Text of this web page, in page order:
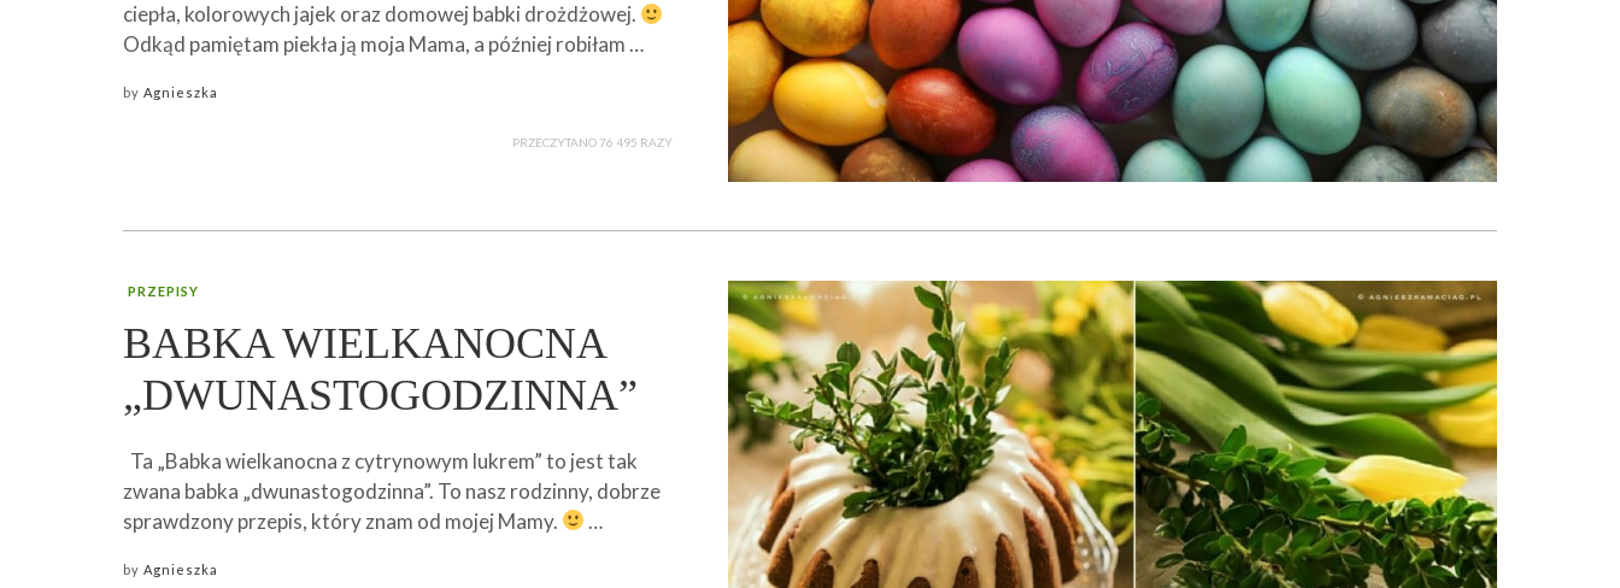
ciepła, kolorowych jajek oraz domowej babki drożdżowej.
Odkąd pamiętam piekła ją moja Mama, a później robiłam …
by Agnieszka
PRZECZYTANO 76 495 RAZY
PRZEPISY
BABKA WIELKANOCNA
„DWUNASTOGODZINNA”
Ta „Babka wielkanocna z cytrynowym lukrem” to jest tak
zwana babka „dwunastogodzinna”. To nasz rodzinny, dobrze
sprawdzony przepis, który znam od mojej Mamy.
…
by Agnieszka